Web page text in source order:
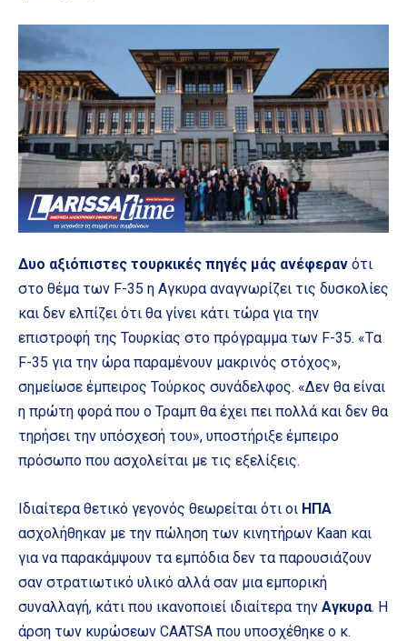
Δυο αξιόπιστες τουρκικές πηγές μάς ανέφεραν ότι
στο θέμα των F-35 η Αγκυρα αναγνωρίζει τις δυσκολίες
και δεν ελπίζει ότι θα γίνει κάτι τώρα για την
επιστροφή της Τουρκίας στο πρόγραμμα των F-35. «Tα
F-35 για την ώρα παραμένουν μακρινός στόχος»,
σημείωσε έμπειρος Τούρκος συνάδελφος. «Δεν θα είναι
η πρώτη φορά που ο Τραμπ θα έχει πει πολλά και δεν θα
τηρήσει την υπόσχεσή του», υποστήριξε έμπειρο
πρόσωπο που ασχολείται με τις εξελίξεις.
Ιδιαίτερα θετικό γεγονός θεωρείται ότι οι ΗΠΑ
ασχολήθηκαν με την πώληση των κινητήρων Kaan και
για να παρακάμψουν τα εμπόδια δεν τα παρουσιάζουν
σαν στρατιωτικό υλικό αλλά σαν μια εμπορική
συναλλαγή, κάτι που ικανοποιεί ιδιαίτερα την Αγκυρα. Η
άρση των κυρώσεων CAATSΑ που υποσχέθηκε ο κ.